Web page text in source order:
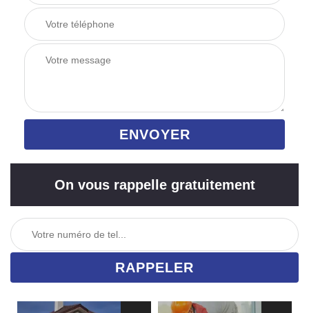
On vous rappelle gratuitement